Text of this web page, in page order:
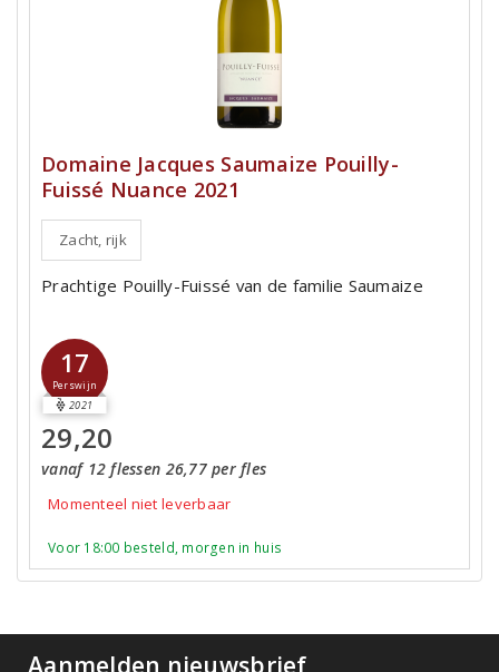
Domaine Jacques Saumaize Pouilly-
Fuissé Nuance 2021
Zacht, rijk
Prachtige Pouilly-Fuissé van de familie Saumaize
17
Perswijn
2021
29,20
vanaf 12 flessen 26,77 per fles
Momenteel niet leverbaar
Voor 18:00 besteld, morgen in huis
Aanmelden nieuwsbrief